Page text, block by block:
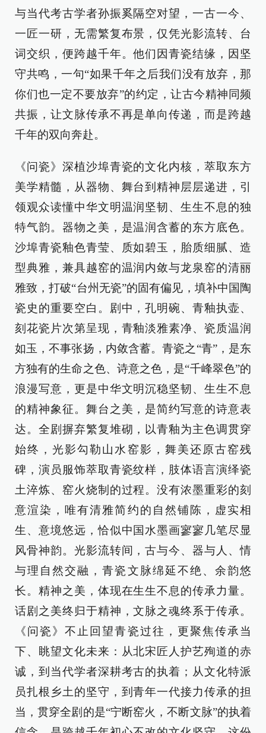
与当代考古学者孙振奚隔空对望，一古一今、
一匠一研，无需繁复布景，仅凭光影流转、台
词交织，便跨越千年。他们因青瓷结缘，因坚
守共鸣，一句“如果千年之后我们没有放弃，那
你们也一定不要放弃”的约定，让古今精神同频
共振，让文脉传承不再是单向传递，而是跨越
千年的双向奔赴。
《问瓷》深植沙埠青瓷的文化内核，萃取东方
美学精髓，从器物、舞台到精神层层递进，引
领观众读懂中华文明温润坚韧、生生不息的独
特气韵。器物之美，是温润含蓄的东方底色。
沙埠青瓷釉色青莹、质如碧玉，胎质细腻、造
型典雅，兼具越窑的温润内敛与龙泉窑的清丽
雅致，打破“台州无瓷”的固有偏见，填补中国陶
瓷史的重要空白。剧中，孔明碗、青釉执壶、
刻花瓷片次第呈现，青釉淡雅素净、瓷质温润
如玉，不事张扬，内敛含蓄。青瓷之“青”，是东
方独有的生命之色、诗意之色，是“千峰翠色”的
浪漫写意，更是中华文明沉稳坚韧、生生不息
的精神象征。舞台之美，是简约写意的诗意表
达。全剧摒弃繁复堆砌，以青釉为主色调贯穿
始终，光影勾勒山水窑影，舞美还原古窑残
碑，演员服饰萃取青瓷纹样，肢体语言演绎瓷
土淬炼、窑火烧制的过程。没有浓墨重彩的刻
意渲染，唯有清雅简约的自然铺陈，虚实相
生、意境悠远，恰似中国水墨画寥寥几笔尽显
风骨神韵。光影流转间，古与今、器与人、情
与理自然交融，青瓷文脉绵延不绝、余韵悠
长。精神之美，体现在生生不息的传承力量。
话剧之美终归于精神，文脉之魂终系于传承。
《问瓷》不止回望青瓷过往，更聚焦传承当
下、眺望文化未来：从北宋匠人护艺殉道的赤
诚，到当代学者深耕考古的执着；从文化特派
员扎根乡土的坚守，到青年一代接力传承的担
当，贯穿全剧的是“宁断窑火，不断文脉”的执着